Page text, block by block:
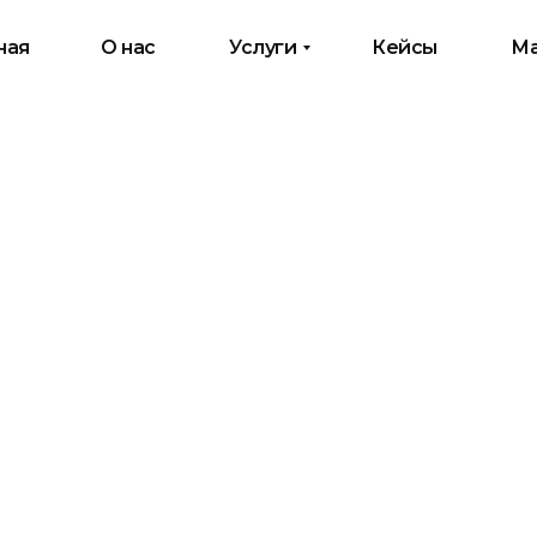
О нас Услуги Кейсы